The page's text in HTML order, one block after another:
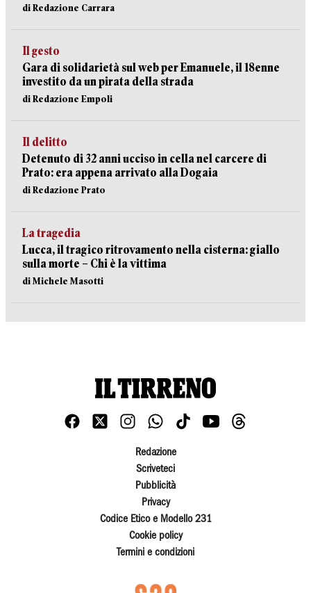
di Redazione Carrara
Il gesto
Gara di solidarietà sul web per Emanuele, il 18enne
investito da un pirata della strada
di Redazione Empoli
Il delitto
Detenuto di 32 anni ucciso in cella nel carcere di
Prato: era appena arrivato alla Dogaia
di Redazione Prato
La tragedia
Lucca, il tragico ritrovamento nella cisterna: giallo
sulla morte – Chi è la vittima
di Michele Masotti
Redazione
Scriveteci
Pubblicità
Privacy
Codice Etico e Modello 231
Cookie policy
Termini e condizioni